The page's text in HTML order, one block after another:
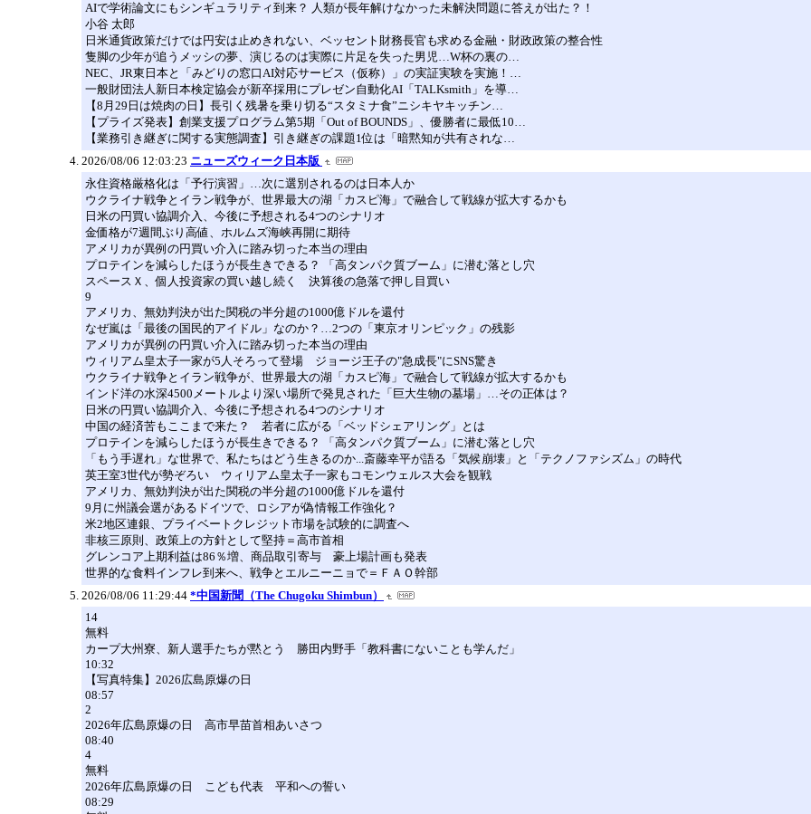
AIで学術論文にもシンギュラリティ到来？ 人類が長年解けなかった未解決問題に答えが出た？！
小谷 太郎
日米通貨政策だけでは円安は止めきれない、ベッセント財務長官も求める金融・財政政策の整合性
隻脚の少年が追うメッシの夢、演じるのは実際に片足を失った男児…W杯の裏の…
NEC、JR東日本と「みどりの窓口AI対応サービス（仮称）」の実証実験を実施！…
一般財団法人新日本検定協会が新卒採用にプレゼン自動化AI「TALKsmith」を導…
【8月29日は焼肉の日】長引く残暑を乗り切る“スタミナ食”ニシキヤキッチン…
【プライズ発表】創業支援プログラム第5期「Out of BOUNDS」、優勝者に最低10…
【業務引き継ぎに関する実態調査】引き継ぎの課題1位は「暗黙知が共有されな…
2026/08/06 12:03:23 ニューズウィーク日本版
永住資格厳格化は「予行演習」…次に選別されるのは日本人か
ウクライナ戦争とイラン戦争が、世界最大の湖「カスピ海」で融合して戦線が拡大するかも
日米の円買い協調介入、今後に予想される4つのシナリオ
金価格が7週間ぶり高値、ホルムズ海峡再開に期待
アメリカが異例の円買い介入に踏み切った本当の理由
プロテインを減らしたほうが長生きできる？ 「高タンパク質ブーム」に潜む落とし穴
スペースＸ、個人投資家の買い越し続く 決算後の急落で押し目買い
9
アメリカ、無効判決が出た関税の半分超の1000億ドルを還付
なぜ嵐は「最後の国民的アイドル」なのか？…2つの「東京オリンピック」の残影
アメリカが異例の円買い介入に踏み切った本当の理由
ウィリアム皇太子一家が5人そろって登場 ジョージ王子の"急成長"にSNS驚き
ウクライナ戦争とイラン戦争が、世界最大の湖「カスピ海」で融合して戦線が拡大するかも
インド洋の水深4500メートルより深い場所で発見された「巨大生物の墓場」…その正体は？
日米の円買い協調介入、今後に予想される4つのシナリオ
中国の経済苦もここまで来た？ 若者に広がる「ベッドシェアリング」とは
プロテインを減らしたほうが長生きできる？ 「高タンパク質ブーム」に潜む落とし穴
「もう手遅れ」な世界で、私たちはどう生きるのか...斎藤幸平が語る「気候崩壊」と「テクノファシズム」の時代
英王室3世代が勢ぞろい ウィリアム皇太子一家もコモンウェルス大会を観戦
アメリカ、無効判決が出た関税の半分超の1000億ドルを還付
9月に州議会選があるドイツで、ロシアが偽情報工作強化？
米2地区連銀、プライベートクレジット市場を試験的に調査へ
非核三原則、政策上の方針として堅持＝高市首相
グレンコア上期利益は86％増、商品取引寄与 豪上場計画も発表
世界的な食料インフレ到来へ、戦争とエルニーニョで＝ＦＡＯ幹部
2026/08/06 11:29:44 *中国新聞（The Chugoku Shimbun）
14
無料
カープ大州寮、新人選手たちが黙とう 勝田内野手「教科書にないことも学んだ」
10:32
【写真特集】2026広島原爆の日
08:57
2
2026年広島原爆の日 高市早苗首相あいさつ
08:40
4
無料
2026年広島原爆の日 こども代表 平和への誓い
08:29